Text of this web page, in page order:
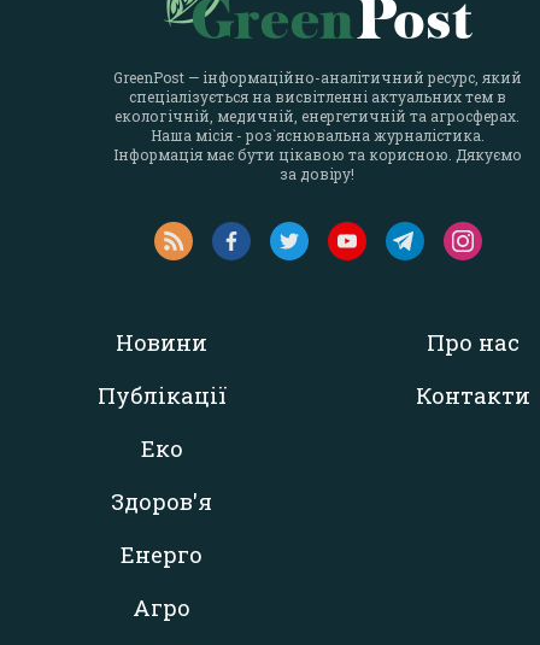
GreenPost — інформаційно-аналітичний ресурс, який
спеціалізується на висвітленні актуальних тем в
екологічній, медичній, енергетичній та агросферах.
Наша місія - роз`яснювальна журналістика.
Інформація має бути цікавою та корисною. Дякуємо
за довіру!
Новини
Публікації
Еко
Здоров'я
Енерго
Агро
Про нас
Контакти